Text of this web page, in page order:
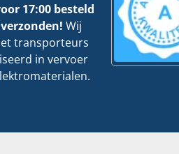
17:00 besteld
Wij
transporteurs
in vervoer